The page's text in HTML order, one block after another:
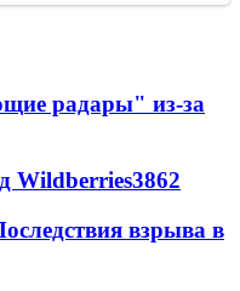
радары" из-за
Wildberries3862
взрыва в